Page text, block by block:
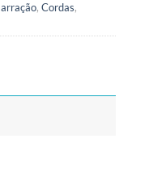
, Cordas,